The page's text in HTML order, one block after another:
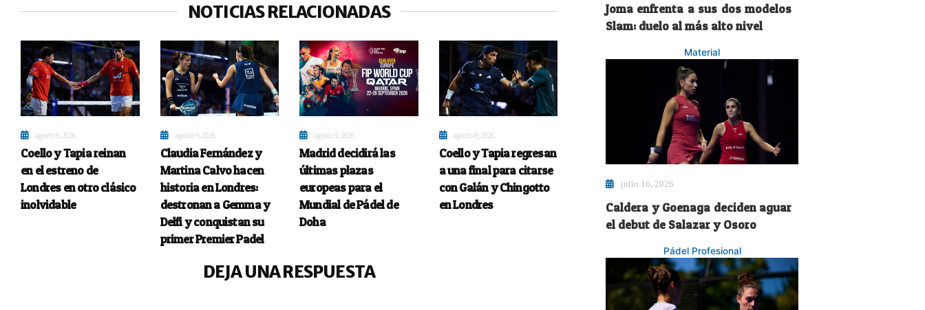
NOTICIAS RELACIONADAS
agosto 9, 2026
Coello y Tapia reinan
en el estreno de
Londres en otro clásico
inolvidable
agosto 9, 2026
Claudia Fernández y
Martina Calvo hacen
historia en Londres:
destronan a Gemma y
Delfi y conquistan su
primer Premier Padel
agosto 9, 2026
Madrid decidirá las
últimas plazas
europeas para el
Mundial de Pádel de
Doha
agosto 8, 2026
Coello y Tapia regresan
a una final para citarse
con Galán y Chingotto
en Londres
DEJA UNA RESPUESTA
Joma enfrenta a sus dos modelos
Slam: duelo al más alto nivel
Material
julio 16, 2026
Caldera y Goenaga deciden aguar
el debut de Salazar y Osoro
Pádel Profesional